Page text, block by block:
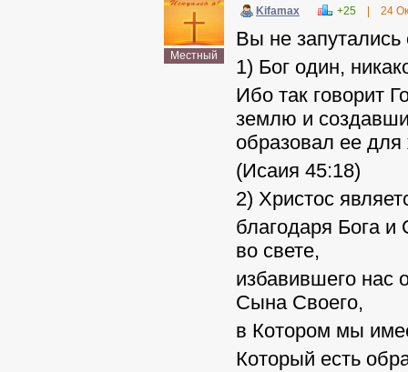
Местный
Kifamax +25 24
Вы не
1) Бог один,
Ибо так говорит
землю и
образовал ее
(Исаия 45:18)
2) Христос
благодаря Бога и
во свете,
избавившего нас
Сына Своего,
в Котором мы
Который есть